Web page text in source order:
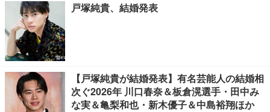
戸塚純貴、結婚発表
【戸塚純貴が結婚発表】有名芸能人の結婚相
次ぐ2026年 川口春奈＆板倉滉選手・田中み
な実＆亀梨和也・新木優子＆中島裕翔ほか